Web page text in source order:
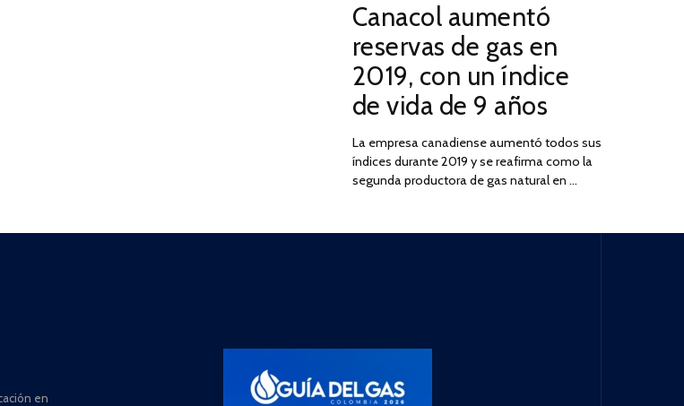
ON
2025
Canacol aumentó
reservas de gas en
2019, con un índice
de vida de 9 años
La empresa canadiense aumentó todos sus
índices durante 2019 y se reafirma como la
segunda productora de gas natural en …
en